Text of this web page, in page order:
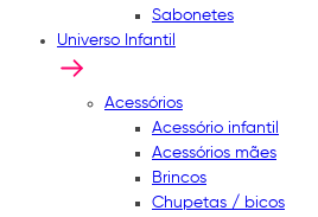
Sabonetes
Universo Infantil
Acessórios
Acessório infantil
Acessórios mães
Brincos
Chupetas / bicos